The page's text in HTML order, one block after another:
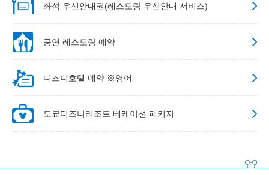
좌석 우선안내권(레스토랑 우선안내 서비스)
공연 레스토랑 예약
디즈니호텔 예약 ※영어
도쿄디즈니리조트 베케이션 패키지